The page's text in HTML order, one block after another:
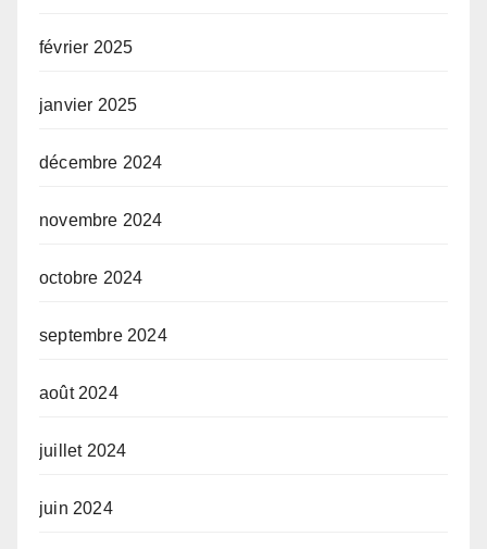
février 2025
janvier 2025
décembre 2024
novembre 2024
octobre 2024
septembre 2024
août 2024
juillet 2024
juin 2024